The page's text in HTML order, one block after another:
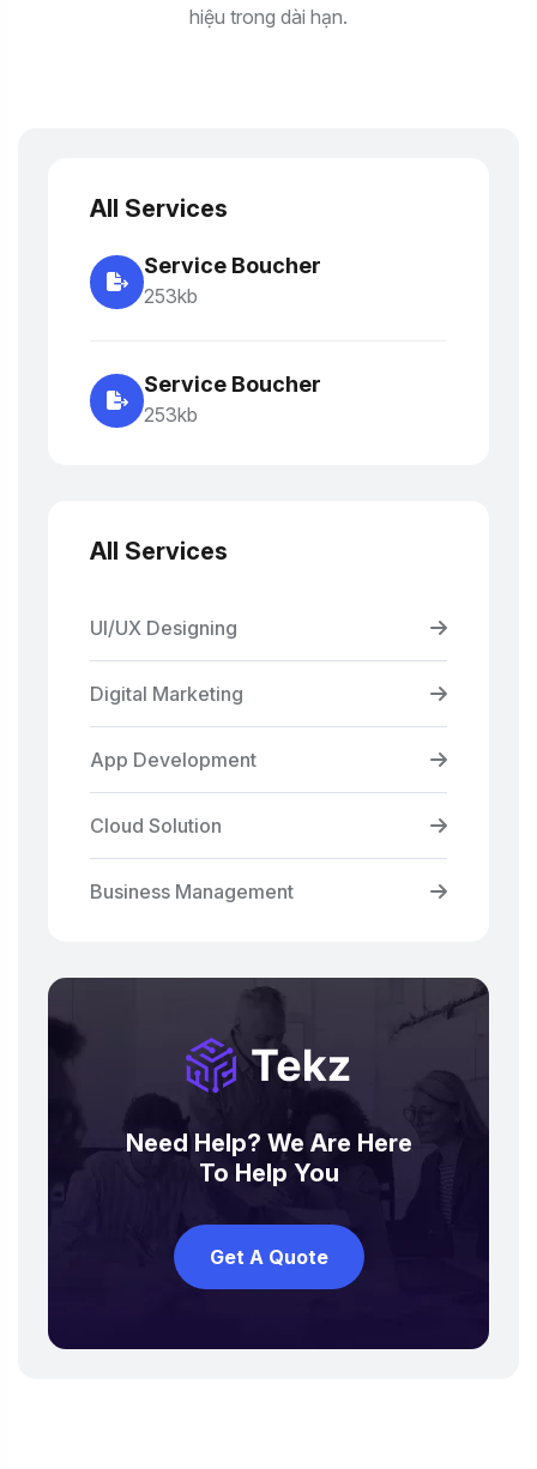
hiệu trong dài hạn.
All Services
Service Boucher
253kb
Service Boucher
253kb
All Services
UI/UX Designing
Digital Marketing
App Development
Cloud Solution
Business Management
Need Help? We Are Here
To Help You
Get A Quote